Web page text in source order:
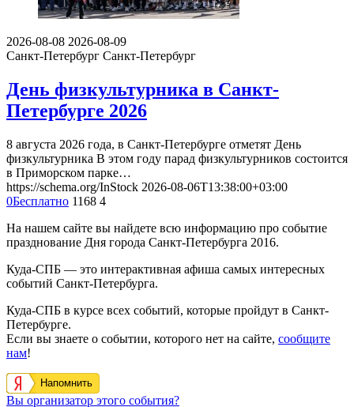
2026-08-08 2026-08-09
Санкт-Петербург Санкт-Петербург
День физкультурника в Санкт-
Петербурге 2026
8 августа 2026 года, в Санкт-Петербурге отметят День
физкультурника В этом году парад физкультурников состоится
в Приморском парке…
https://schema.org/InStock 2026-08-06T13:38:00+03:00
0Бесплатно 1168 4
На нашем сайте вы найдете всю информацию про событие
празднование Дня города Санкт-Петербурга 2016.
Куда-СПБ — это интерактивная афиша самых интересных
событий Санкт-Петербурга.
Куда-СПБ в курсе всех событий, которые пройдут в Санкт-
Петербурге.
Если вы знаете о событии, которого нет на сайте, сообщите
нам!
Напомнить
Вы организатор этого события?